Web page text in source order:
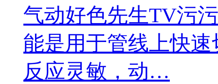
气动好色先生TV污
能是用于管线上快速切
反应灵敏，动…